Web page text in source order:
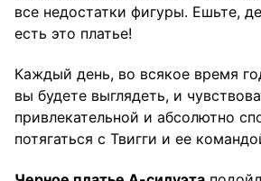
все недостатки фигуры. Ешьте,
есть это платье!
Каждый день, во всякое время
вы будете выглядеть, и
привлекательной и абсолютно
потягаться с Твигги и ее